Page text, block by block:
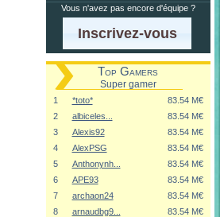
Vous n'avez pas encore d'équipe ?
Inscrivez-vous
Top Gamers
Super gamer
1 *toto*
83.54 M€
2
albiceles...
83.54 M€
3
Alexis92
83.54 M€
4
AlexPSG
83.54 M€
5
Anthonynh...
83.54 M€
6
APE93
83.54 M€
7
archaon24
83.54 M€
8
arnaudbg9...
83.54 M€